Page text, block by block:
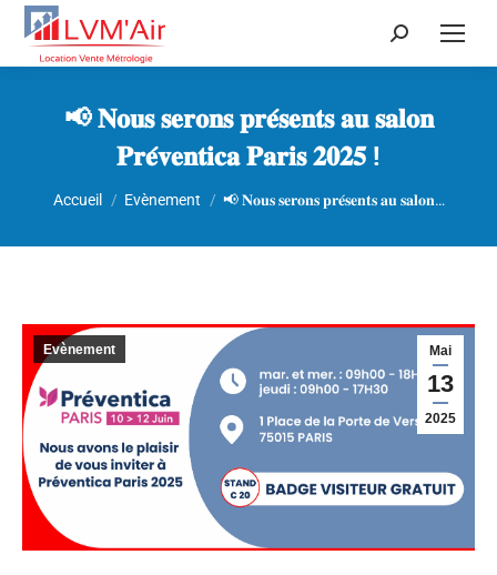
Recherche
📢 𝐍𝐨𝐮𝐬 𝐬𝐞𝐫𝐨𝐧𝐬 𝐩𝐫𝐞́𝐬𝐞𝐧𝐭𝐬 𝐚𝐮 𝐬𝐚𝐥𝐨𝐧
𝐏𝐫𝐞́𝐯𝐞𝐧𝐭𝐢𝐜𝐚 𝐏𝐚𝐫𝐢𝐬 𝟐𝟎𝟐𝟓 !
Accueil Evènement 📢 𝐍𝐨𝐮𝐬 𝐬𝐞𝐫𝐨𝐧𝐬 𝐩𝐫𝐞́𝐬𝐞𝐧𝐭𝐬 𝐚𝐮 𝐬𝐚𝐥𝐨𝐧…
Mai
13
2025
Evènement